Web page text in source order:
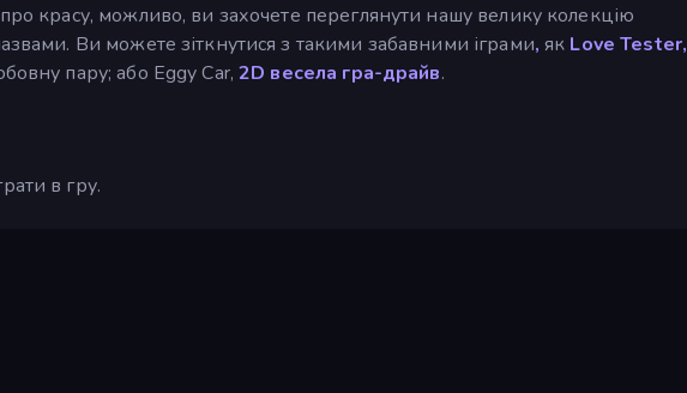
красу, можливо, ви захочете переглянути нашу велику колекцію
Ви можете зіткнутися з такими забавними іграми, як Love Tester,
пару; або Eggy Car,2D весела гра-драйв.
в гру.